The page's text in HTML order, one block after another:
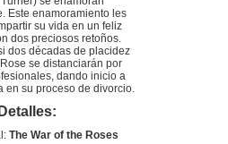
Este enamoramiento les
su vida en un feliz
dos preciosos retoños.
dos décadas de placidez
se distanciarán por
dando inicio a
en su proceso de divorcio.
Detalles:
The War of the Roses